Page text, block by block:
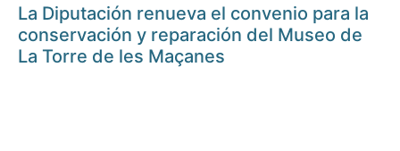
La Diputación renueva el convenio para la
conservación y reparación del Museo de
La Torre de les Maçanes